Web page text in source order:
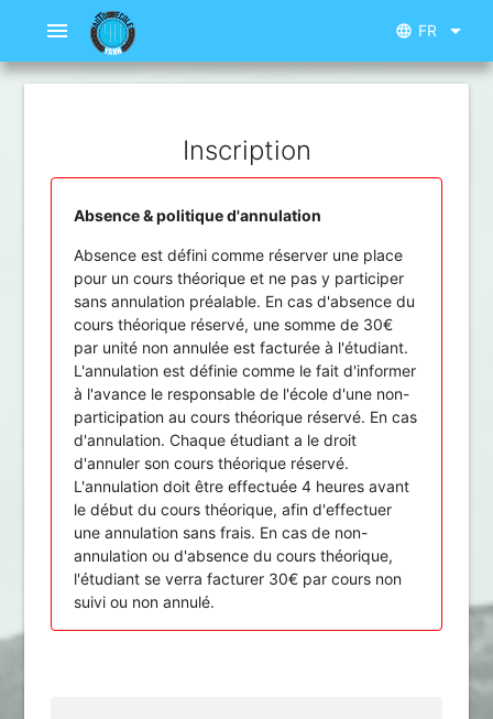
menu language FR arrow_drop_down
Inscription
Absence & politique d'annulation
Absence est défini comme réserver une place
pour un cours théorique et ne pas y participer
sans annulation préalable. En cas d'absence du
cours théorique réservé, une somme de 30€
par unité non annulée est facturée à l'étudiant.
L'annulation est définie comme le fait d'informer
à l'avance le responsable de l'école d'une non-
participation au cours théorique réservé. En cas
d'annulation. Chaque étudiant a le droit
d'annuler son cours théorique réservé.
L'annulation doit être effectuée 4 heures avant
le début du cours théorique, afin d'effectuer
une annulation sans frais. En cas de non-
annulation ou d'absence du cours théorique,
l'étudiant se verra facturer 30€ par cours non
suivi ou non annulé.